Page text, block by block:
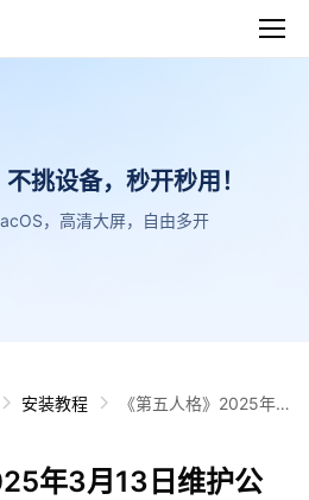
挑设备，秒开秒用！
，高清大屏，自由多开
安装教程
《第五人格》2025年3
年3月13日维护公